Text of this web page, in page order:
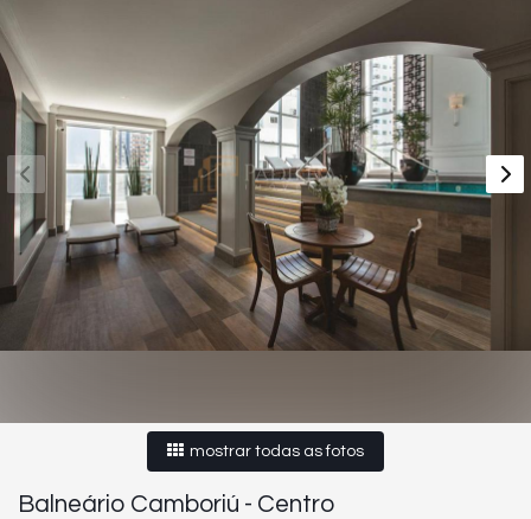
mostrar todas as fotos
Balneário Camboriú - Centro